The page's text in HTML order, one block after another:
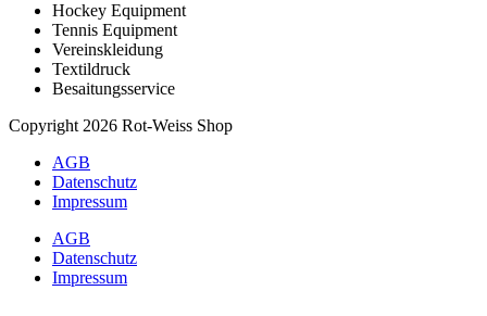
Hockey Equipment
Tennis Equipment
Vereinskleidung
Textildruck
Besaitungsservice
Copyright 2026 Rot-Weiss Shop
AGB
Datenschutz
Impressum
AGB
Datenschutz
Impressum